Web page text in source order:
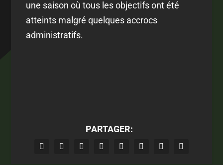
une saison où tous les objectifs ont été
atteints malgré quelques accrocs
administratifs.
PARTAGER: